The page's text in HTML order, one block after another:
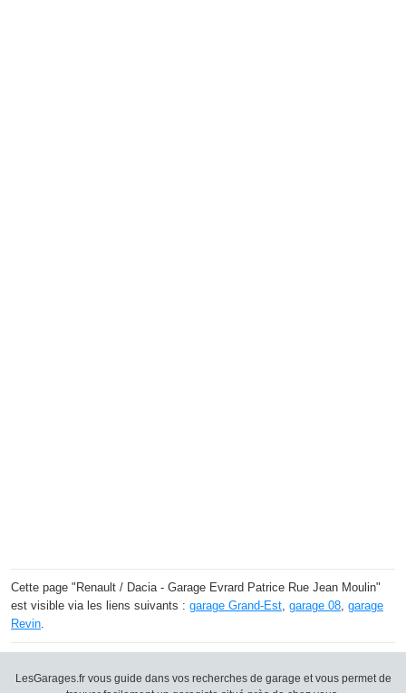
Cette page "Renault / Dacia - Garage Evrard Patrice Rue Jean Moulin"
est visible via les liens suivants : garage Grand-Est, garage 08, garage
Revin.
LesGarages.fr vous guide dans vos recherches de garage et vous permet de